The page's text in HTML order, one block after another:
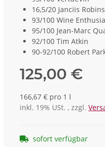
16,5/20 Janciis
93/100 Wine
95/100 Jean-Marc
92/100 Tim Atkin
90-92/100 Robert
125,00 €
166,67 € pro 1 l
inkl. 19% USt. , zzgl.
sofort verfügbar